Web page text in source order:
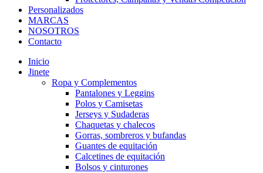
Personalizados
MARCAS
NOSOTROS
Contacto
Inicio
Jinete
Ropa y Complementos
Pantalones y Leggins
Polos y Camisetas
Jerseys y Sudaderas
Chaquetas y chalecos
Gorras, sombreros y bufandas
Guantes de equitación
Calcetines de equitación
Bolsos y cinturones